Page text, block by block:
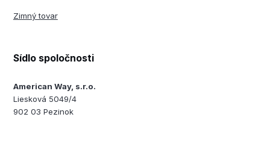
Zimný tovar
Sídlo spoločnosti
American Way, s.r.o.
Liesková 5049/4
902 03 Pezinok